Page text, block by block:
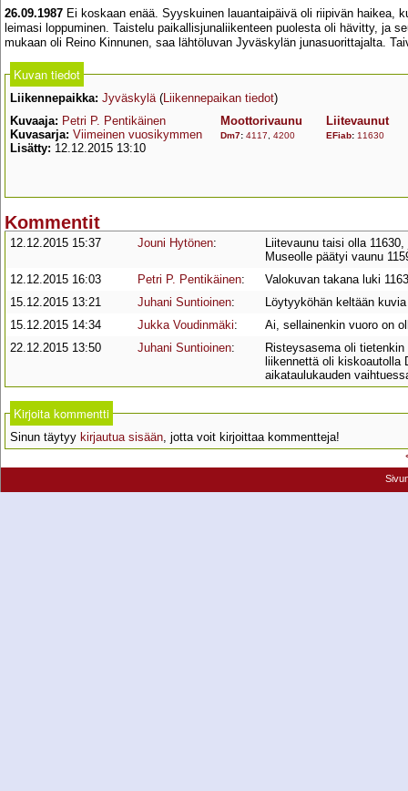
26.09.1987 Ei koskaan enää. Syyskuinen lauantaipäivä oli riipivän haikea,
leimasi loppuminen. Taistelu paikallisjunaliikenteen puolesta oli hävitty, ja
mukaan oli Reino Kinnunen, saa lähtöluvan Jyväskylän junasuorittajalta.
Kuvan tiedot
Liikennepaikka: Jyväskylä(Liikennepaikan tiedot)
Kuvaaja: Petri P. Pentikäinen
Kuvasarja: Viimeinen vuosikymmen
Lisätty: 12.12.2015 13:10
Moottorivaunu
Dm7: 4117 4200
Liitevaunut
EFiab: 11630
Kommentit
12.12.2015 15:37 Jouni Hytönen:
Liitevaunu taisi olla
Museolle päätyi vaunu
12.12.2015 16:03
Petri P. Pentikäinen:
Valokuvan takana luki
15.12.2015 13:21
Juhani Suntioinen:
Löytyyköhän keltään
15.12.2015 14:34
Jukka Voudinmäki:
Ai, sellainenkin vuoro on
22.12.2015 13:50
Juhani Suntioinen:
Risteysasema oli
liikennettä oli kiskoautolla
aikataulukauden
Kirjoita kommentti
Sinun täytyy kirjautua sisään, jotta voit kirjoittaa kommentteja!